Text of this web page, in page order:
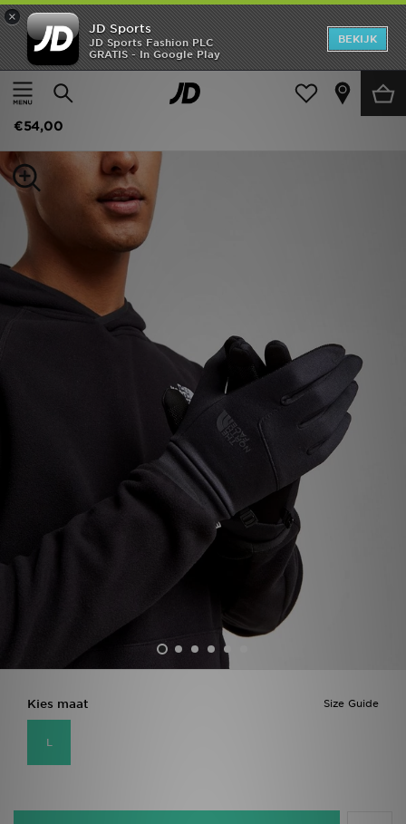
×
JD Sports
JD Sports Fashion PLC
GRATIS - In Google Play
BEKIJK
Thuis
Vrouwen Damesaccessoires
The North Face Etip Hardface Gloves
€54,00
Size Guide
Kies maat
L
New In
Heren
Kids
Collecties
Voetbal